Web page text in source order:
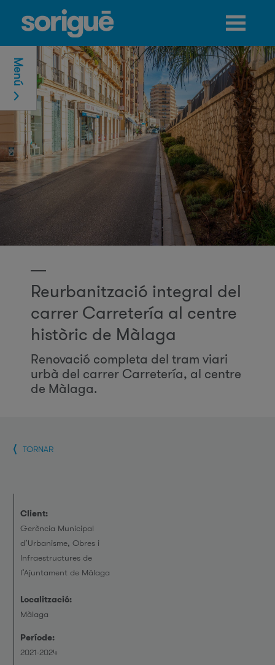
Jump to navigation
Reurbanització integral del
carrer Carretería al centre
històric de Màlaga
Renovació completa del tram viari
urbà del carrer Carretería, al centre
de Màlaga.
TORNAR
Client:
Gerència Municipal
d’Urbanisme, Obres i
Infraestructures de
l’Ajuntament de Màlaga
Localització:
Màlaga
Període:
2021-2024
Menú